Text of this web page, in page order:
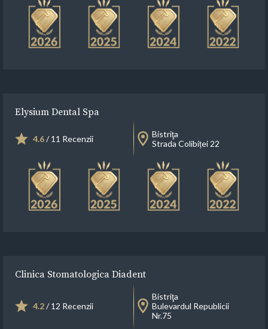
Elysium Dental Spa
4.6/ 11 Recenzii
Bistriţa
Strada Colibiței 22
Clinica Stomatologica Diadent
4.2/ 12 Recenzii
Bistriţa
Bulevardul Republicii
Nr.75